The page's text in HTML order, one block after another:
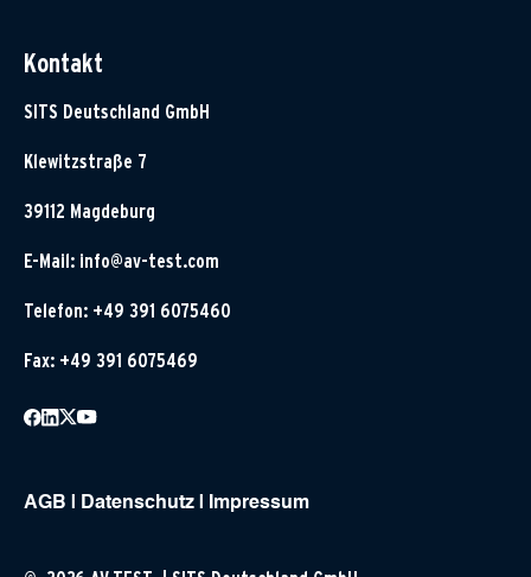
Kontakt
SITS Deutschland GmbH
Klewitzstraße 7
39112 Magdeburg
E-Mail: info@av-test.com
Telefon: +49 391 6075460
Fax: +49 391 6075469
AGB Datenschutz Impressum